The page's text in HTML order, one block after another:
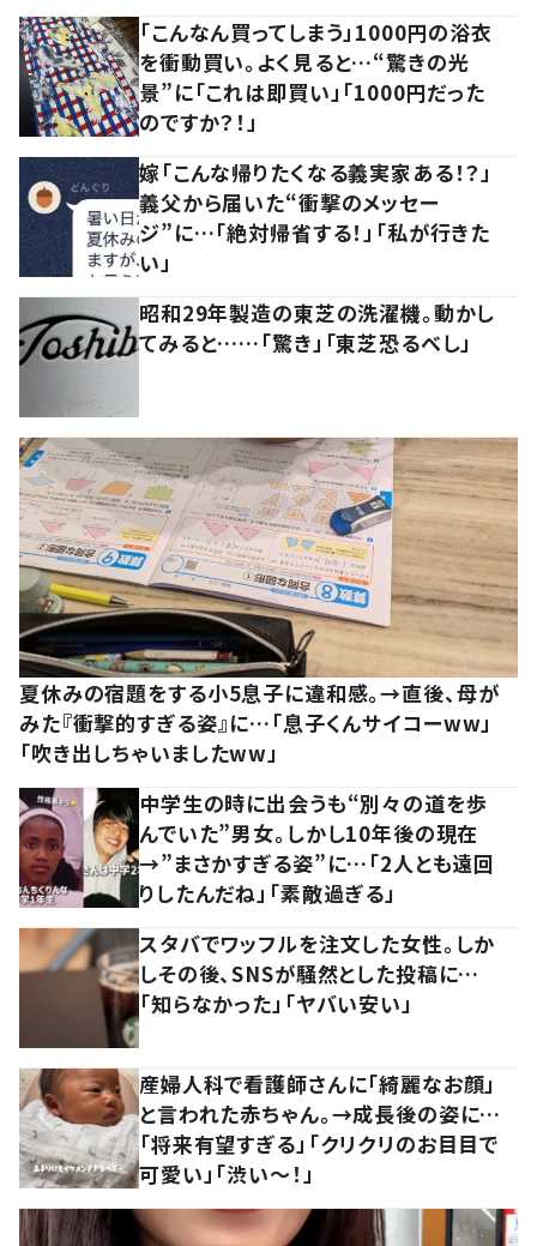
「こんなん買ってしまう」1000円の浴衣
を衝動買い。よく見ると…“驚きの光
景”に「これは即買い」「1000円だった
のですか？！」
嫁「こんな帰りたくなる義実家ある！？」
義父から届いた“衝撃のメッセー
ジ”に…「絶対帰省する！」「私が行きた
い」
昭和29年製造の東芝の洗濯機。動かし
てみると……「驚き」「東芝恐るべし」
夏休みの宿題をする小5息子に違和感。→直後、母が
みた『衝撃的すぎる姿』に…「息子くんサイコーww」
「吹き出しちゃいましたww」
中学生の時に出会うも“別々の道を歩
んでいた”男女。しかし10年後の現在
→”まさかすぎる姿”に…「2人とも遠回
りしたんだね」「素敵過ぎる」
スタバでワッフルを注文した女性。しか
しその後、SNSが騒然とした投稿に…
「知らなかった」「ヤバい安い」
産婦人科で看護師さんに「綺麗なお顔」
と言われた赤ちゃん。→成長後の姿に…
「将来有望すぎる」「クリクリのお目目で
可愛い」「渋い～！」